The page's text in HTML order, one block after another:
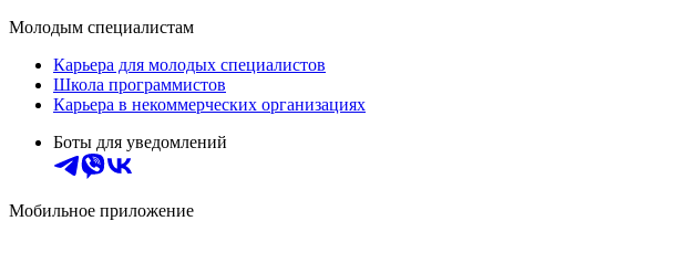
Молодым специалистам
Карьера для молодых специалистов
Школа программистов
Карьера в некоммерческих организациях
Боты для уведомлений
Мобильное приложение